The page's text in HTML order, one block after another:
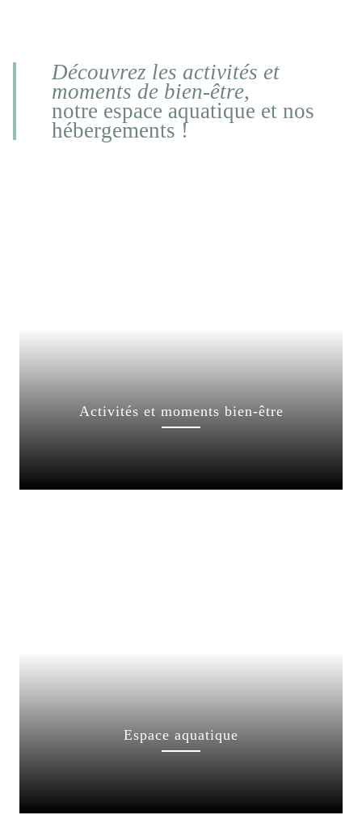
Découvrez les activités et
moments de bien-être,
notre espace aquatique et nos
hébergements !
Activités et moments bien-être
Espace aquatique